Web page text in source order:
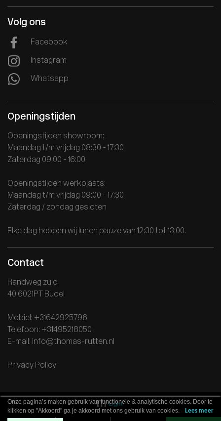
Volg ons
Facebook
Instagram
Whatsapp
Openingstijden
Openingstijden showroom:
Maandag t/m vrijdag 08:30 - 17:30
Zaterdag 09:00 - 16:00
Openingstijden werkplaats:
Maandag t/m vrijdag 09:00 - 17:30
Zaterdag / zondag gesloten
Elke dag hebben wij lunch pauze van 12:30 tot 13:00.
Contact
Randweg zuid
40 6021PT Budel
Mobiel: +31642925796
Telefoon: +31495218050
E-mail: info@thomas-rutten.nl
Privacy Policy
Onze pagina’s maken gebruik van functionele & analytische cookies. Door te
klikken op "Akkoord" ga je akkoord met ons gebruik van cookies.
Lees meer